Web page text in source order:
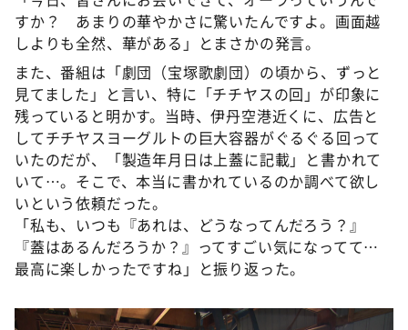
すか？ あまりの華やかさに驚いたんですよ。画面越
しよりも全然、華がある」とまさかの発言。
また、番組は「劇団（宝塚歌劇団）の頃から、ずっと
見てました」と言い、特に「チチヤスの回」が印象に
残っていると明かす。当時、伊丹空港近くに、広告と
してチチヤスヨーグルトの巨大容器がぐるぐる回って
いたのだが、「製造年月日は上蓋に記載」と書かれて
いて…。そこで、本当に書かれているのか調べて欲し
いという依頼だった。
「私も、いつも『あれは、どうなってんだろう？』
『蓋はあるんだろうか？』ってすごい気になってて…
最高に楽しかったですね」と振り返った。